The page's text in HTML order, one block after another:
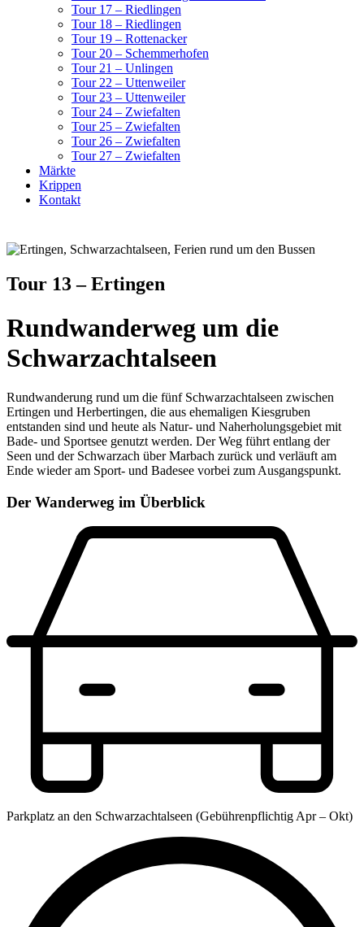
Tour 17 – Riedlingen
Tour 18 – Riedlingen
Tour 19 – Rottenacker
Tour 20 – Schemmerhofen
Tour 21 – Unlingen
Tour 22 – Uttenweiler
Tour 23 – Uttenweiler
Tour 24 – Zwiefalten
Tour 25 – Zwiefalten
Tour 26 – Zwiefalten
Tour 27 – Zwiefalten
Märkte
Krippen
Kontakt
Tour 13 – Ertingen
Rundwanderweg um die
Schwarzachtalseen
Rundwanderung rund um die fünf Schwarzachtalseen zwischen
Ertingen und Herbertingen, die aus ehemaligen Kiesgruben
entstanden sind und heute als Natur- und Naherholungsgebiet mit
Bade- und Sportsee genutzt werden. Der Weg führt entlang der
Seen und der Schwarzach über Marbach zurück und verläuft am
Ende wieder am Sport- und Badesee vorbei zum Ausgangspunkt.
Der Wanderweg im Überblick
Parkplatz an den Schwarzachtalseen (Gebührenpflichtig Apr – Okt)